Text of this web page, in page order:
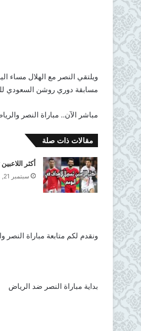
ويلتقي النصر مع الهلال مساء
مسابقة دوري روشن السعودي
مباشر الآن.. مباراة النصر والرياض في
مقالات ذات صلة
أكثر
سبتمبر 21, 2024
ونقدم لكم متابعة مباراة
بداية مباراة النصر ضد الرياض